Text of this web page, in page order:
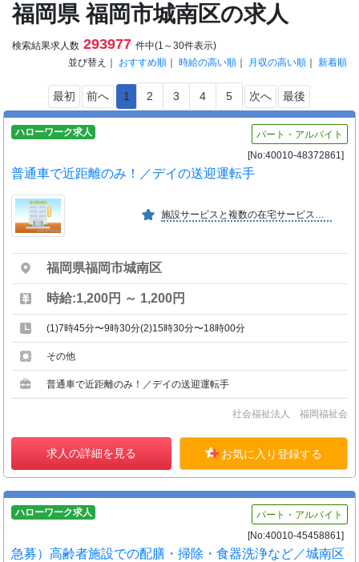
福岡県 福岡市城南区の求人
検索結果求人数 293977 件中(1～30件表示)
並び替え｜ おすすめ順 ｜ 時給の高い順 ｜ 月収の高い順 ｜ 新着順
最初 前へ 1 2 3 4 5 次へ 最後
ハローワーク求人
パート・アルバイト
[No:40010-48372861]
普通車で近距離のみ！／デイの送迎運転手
施設サービスと複数の在宅サービスがありますので、個々の身体状況やニーズに合わせてご利用いただくことが可能です。横のつながりもあり、サービスの質の向上にもつながっています。
福岡県福岡市城南区
時給:1,200円 ～ 1,200円
(1)7時45分〜9時30分(2)15時30分〜18時00分
その他
普通車で近距離のみ！／デイの送迎運転手
社会福祉法人 福岡福祉会
求人の詳細を見る お気に入り登録する
ハローワーク求人
パート・アルバイト
[No:40010-45458861]
急募）高齢者施設での配膳・掃除・食器洗浄など／城南区